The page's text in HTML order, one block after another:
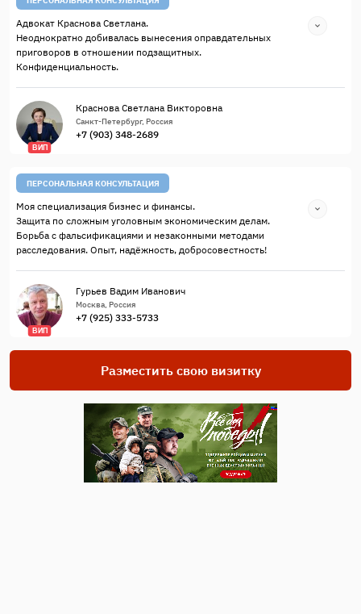
Адвокат Краснова Светлана.
Неоднократно добивалась вынесения оправдательных
приговоров в отношении подзащитных.
Конфиденциальность.
ВИП
Краснова Светлана Викторовна
Санкт-Петербург, Россия
+7 (903) 348-2689
ПЕРСОНАЛЬНАЯ КОНСУЛЬТАЦИЯ
Моя специализация бизнес и финансы.
Защита по сложным уголовным экономическим делам.
Борьба с фальсификациями и незаконными методами
расследования. Опыт, надёжность, добросовестность!
ВИП
Гурьев Вадим Иванович
Москва, Россия
+7 (925) 333-5733
Разместить свою визитку